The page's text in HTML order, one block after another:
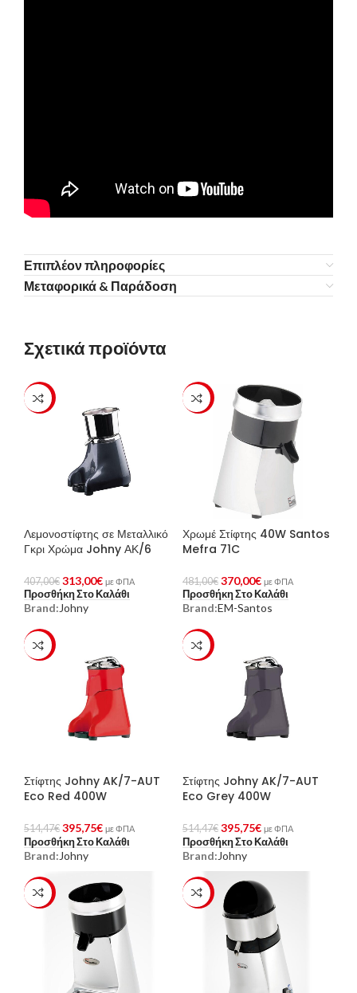
Επιπλέον πληροφορίες
Μεταφορικά & Παράδοση
Σχετικά προϊόντα
-23%
Λεμονοστίφτης σε Μεταλλικό
Γκρι Χρώμα Johny ΑΚ/6
407,00€ 313,00€ με ΦΠΑ
Προσθήκη Στο Καλάθι
Brand: Johny
-23%
Χρωμέ Στίφτης 40W Santos
Mefra 71C
481,00€ 370,00€ με ΦΠΑ
Προσθήκη Στο Καλάθι
Brand:EM-Santos
-23%
Στίφτης Johny AK/7-AUT
Eco Red 400W
514,47€ 395,75€ με ΦΠΑ
Προσθήκη Στο Καλάθι
Brand: Johny
-23%
Στίφτης Johny AK/7-AUT
Eco Grey 400W
514,47€ 395,75€ με ΦΠΑ
Προσθήκη Στο Καλάθι
Brand: Johny
-23% -23%